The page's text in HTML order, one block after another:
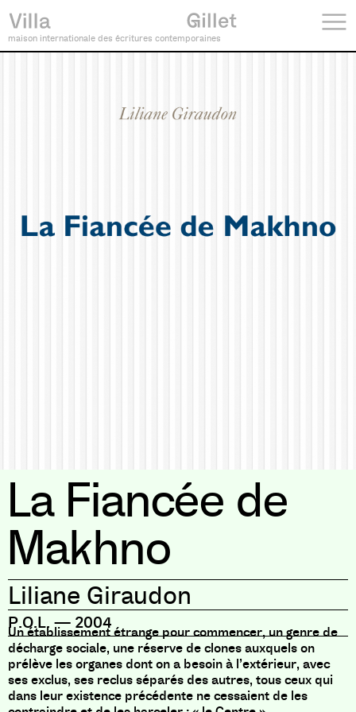
maison internationale des écritures contemporaines
La Fiancée de
Makhno
Liliane Giraudon
P.O.L. — 2004
Un établissement étrange pour commencer, un genre de
décharge sociale, une réserve de clones auxquels on
prélève les organes dont on a besoin à l’extérieur, avec
ses exclus, ses reclus séparés des autres, tous ceux qui
dans leur existence précédente ne cessaient de les